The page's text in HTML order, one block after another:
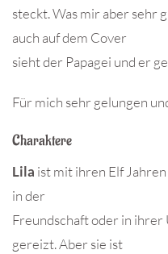
steckt. Was mir aber sehr
auch auf dem Cover
sieht der Papagei und er
Für mich sehr gelungen
Charaktere
Lila ist mit ihren Elf
in der
Freundschaft oder in
gereizt. Aber sie ist